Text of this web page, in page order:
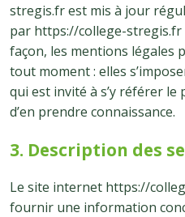
stregis.fr est mis à jour
par https://college-stregis.fr
façon, les mentions légales
tout moment : elles
qui est invité à s’y référer
d’en prendre connaissance.
3. Description des
Le site internet https://
fournir une information